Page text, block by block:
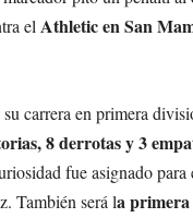
elAthletic en San
carrera en primera
8 derrotas y 3
fue asignado
También será la